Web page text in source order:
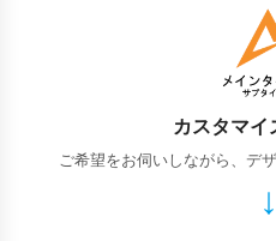
カスタマイ
ご希望をお伺いしながら、デ